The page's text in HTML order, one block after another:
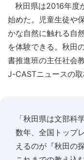
秋田県は2016年度
始めた。児童生徒や
かな自然に触れる自
を体験できる。秋田
書推進班の主任社会
J-CASTニュースの取
「秋田県は文部科
数年、全国トップ
えるのが『秋田の